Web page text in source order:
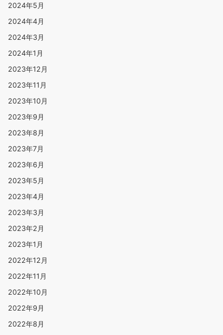
2024年5月
2024年4月
2024年3月
2024年1月
2023年12月
2023年11月
2023年10月
2023年9月
2023年8月
2023年7月
2023年6月
2023年5月
2023年4月
2023年3月
2023年2月
2023年1月
2022年12月
2022年11月
2022年10月
2022年9月
2022年8月